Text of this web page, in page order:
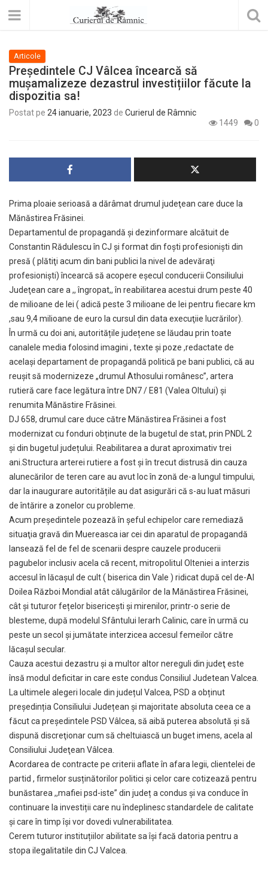
Articole
Preşedintele CJ Vâlcea încearcă să
muşamalizeze dezastrul investițiilor făcute la
dispozitia sa!
Postat pe 24 ianuarie, 2023 de Curierul de Râmnic
1449
0
Prima ploaie serioasă a dărâmat drumul judeţean care duce la
Mănăstirea Frăsinei.
Departamentul de propagandă şi dezinformare alcătuit de
Constantin Rădulescu în CJ şi format din foşti profesionişti din
presă ( plătiţi acum din bani publici la nivel de adevăraţi
profesionişti) încearcă să acopere eşecul conducerii Consiliului
Judeţean care a ,, îngropat,, în reabilitarea acestui drum peste 40
de milioane de lei ( adică peste 3 milioane de lei pentru fiecare km
,sau 9,4 milioane de euro la cursul din data execuţiie lucrărilor).
În urmă cu doi ani, autoritățile județene se lăudau prin toate
canalele media folosind imagini , texte şi poze ,redactate de
acelaşi departament de propagandă politică pe bani publici, că au
reușit să modernizeze „drumul Athosului românesc”, artera
rutieră care face legătura între DN7 / E81 (Valea Oltului) și
renumita Mănăstire Frăsinei.
DJ 658, drumul care duce către Mănăstirea Frăsinei a fost
modernizat cu fonduri obținute de la bugetul de stat, prin PNDL 2
și din bugetul județului. Reabilitarea a durat aproximativ trei
ani.Structura arterei rutiere a fost și în trecut distrusă din cauza
alunecărilor de teren care au avut loc în zonă de-a lungul timpului,
dar la inaugurare autoritățile au dat asigurări că s-au luat măsuri
de întărire a zonelor cu probleme.
Acum preşedintele pozează în şeful echipelor care remediază
situaţia gravă din Muereasca iar cei din aparatul de propagandă
lansează fel de fel de scenarii despre cauzele producerii
pagubelor inclusiv acela că recent, mitropolitul Olteniei a interzis
accesul în lăcașul de cult ( biserica din Vale ) ridicat după cel de-Al
Doilea Război Mondial atât călugărilor de la Mănăstirea Frăsinei,
cât și tuturor fețelor bisericești și mirenilor, printr-o serie de
blesteme, după modelul Sfântului Ierarh Calinic, care în urmă cu
peste un secol și jumătate interzicea accesul femeilor către
lăcașul secular.
Cauza acestui dezastru şi a multor altor nereguli din judeţ este
însă modul deficitar in care este condus Consiliul Judetean Valcea.
La ultimele alegeri locale din județul Valcea, PSD a obținut
președinția Consiliului Județean și majoritate absoluta ceea ce a
făcut ca preşedintele PSD Vâlcea, să aibă puterea absolută şi să
dispună discreţionar cum să cheltuiască un buget imens, acela al
Consiliului Judeţean Vâlcea.
Acordarea de contracte pe criterii aflate în afara legii, clientelei de
partid , firmelor susținătorilor politici și celor care cotizează pentru
bunăstarea ,,mafiei psd-iste” din județ a condus și va conduce în
continuare la investiții care nu îndeplinesc standardele de calitate
și care în timp își vor dovedi vulnerabilitatea.
Cerem tuturor instituțiilor abilitate sa își facă datoria pentru a
stopa ilegalitatile din CJ Valcea.